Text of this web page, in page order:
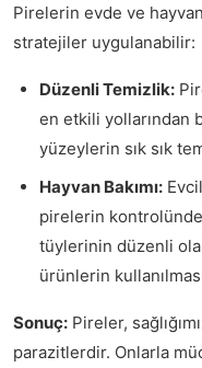
Pirelerin evde ve
stratejiler uygulanabilir:
Düzenli Temizlik:
en etkili yollarından
yüzeylerin sık sık
Hayvan Bakımı:
pirelerin
tüylerinin düzenli
ürünlerin
Sonuç: Pireler,
parazitlerdir. Onlarla